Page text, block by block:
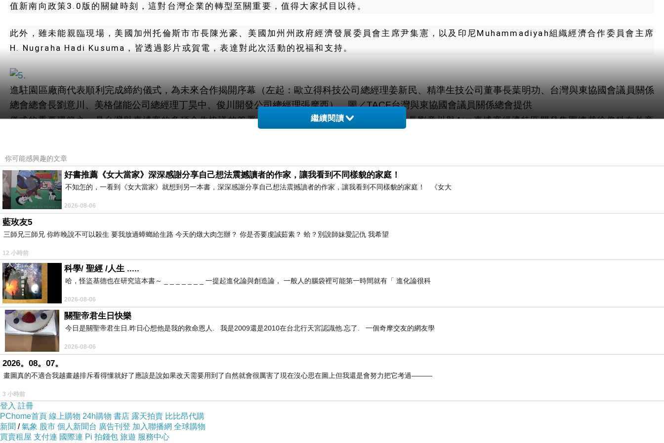
值新南向政策3.0版的關鍵時刻，這對台灣企業的轉型至關重要，值得大家拭目以待。
此外，雖未能親臨現場，美國加州托倫斯市市長陳光豪、美國加州州政府經濟發展委員會主席尹集憲，以及印尼Muhammadiyah組織經濟合作委員會主席
H. Nugraha Hadi Kusuma，皆透過影片或賀電，表達對此次活動的祝福和支持。
進駐園區廠商代表順利完成締約儀式，為未來合作揭開序幕（左起：歐立得科技公司總經理姜新民、精準生技公司董事長葉明功、台灣與東協國會議員關係
總會總會長劉意川、美格儲能公司總經理丁昊中、俊川開發公司總經理張摩西）。圖／TACF台灣與東協國會議員關係總會提供
儀式的重要環節之一是台灣與柬埔寨的多項合作協議的簽署。台灣與東協國會議員關係總會總會長劉意川與Aim柬埔寨經濟特區開發集團總裁徐俊科在外商
準生技公司董事長葉明功、歐立得科技公司總經理姜新民、俊川開發公司總經理張摩西、美格儲能公司董事長丁廉君等代表亦完成了進駐園區的協議簽
署，為未來合作揭開序幕。
徐俊科總裁也在會中致詞，向各級長官及團隊表達感謝，並強調團隊有能力幫助台商在境外成功創業；他表示，這一經濟特區將為台灣企業提供廣闊的國
際舞台，讓世界再次看見台灣的實力。劉意川總會長則指出，新南向政策符合台灣的國家利益需求，也順應全球與區域的經濟發展趨勢，強調柬埔寨擁有
無限商機；東協總會過去一年多來已在柬埔寨進行全面考察和市場研究，最終選定這個國家作為下一步的發展基地，期望在教育、科技、文化、經貿及金
融等多個領域展現多元發展，創造多贏局面。
台、柬多位政、商、學界重要人士出席活動，交流熱絡，圓滿成功。圖／TACF台灣與東協國會議員關係總會提供
活動最後，由東協總會金融與醫療產業發展委員會秘書長曹樂文主持的「新南向經濟發展趨勢論壇」引發熱烈討論，邀請到前金管會主委及中央投資公司
董事長陳樹、清華大學榮譽教授林若雩及台灣與東協國會議員關係總會總會長劉意川作為論壇與談人。他們針對柬埔寨的政經局勢、投資機會、金融條件
等多項議題進行探討，並分享了寶貴的經驗和真知灼見。隨著柬埔寨經濟增長，台灣企業有望在這一市場中開拓更多機會，進一步加強與東協國家的經濟
合作，讓世界再度看見台灣！（洽詢專線：02-2391-0399鄭小姐）
活動吸引了近兩百位嘉賓出席，座無虛席，活動氣氛熱烈而隆重。圖／TACF台灣與東協國會議員關係總會提供
Aim柬埔寨.實居省台灣國際產業經濟特區──智能產業園專區。圖／TACF台灣與東協國會議員關係總會提供
上一篇：政大EMBA校友會理事長盃龍舟賽 「創友一條龍」狂飆奪冠 2024年政大EMBA校友會理事長盃龍舟賽 參賽人數創新高
繼續閱讀
你可能感興趣的文章
好書推薦《女大當家》深深感謝分享自己想法震撼讀者的作家，讓我看到不同樣貌的家庭！
不知怎的，一看到《女大當家》就想到另一本書，深深感謝分享自己想法震撼讀者的作家，讓我看到不同樣貌的家庭！ 《女大
2026-08-06
藍玫友5
三師兄三師兄 你昨晚說不可以殺生 要我放過蟑螂給生路 今天的燉大肉怎辦？ 你是否要虔誠茹素？ 蛤？別說師妹愛記仇 我希望
12 小時前
科學/ 聖經 /人生 .....
哈，怪盜基德也在研究這本書～ _ _ _ _ _ _ _ 一提起進化論與創造論， 一般人的腦袋裡可能第一時間就有「 進化論很科
2026-08-06
關聖帝君生日快樂
今日是關聖帝君生日.昨日心想他是我的救命恩人. 我是2009還是2010在台北行天宮認識他.忘了. 一個奇摩交友的網友學
2026-08-06
2026。08。07。
畫圖真的不適合我越畫越排斥看得懂就好了應該是說如果改天需要用到了自然就會很厲害了現在沒心思在圖上但我還是會努力把它考過———
3 小時前
登入 註冊
PChome首頁 線上購物 24h購物 書店 露天拍賣 比比昂代購
新聞 /氣象 股市 個人新聞台 廣告刊登 加入聯播網 全球購物
買賣租屋 支付連 國際連 Pi 拍錢包 旅遊 服務中心